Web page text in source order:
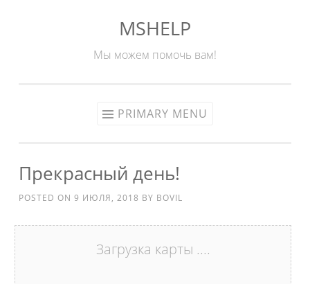
MSHELP
Мы можем помочь вам!
PRIMARY MENU
Прекрасный день!
POSTED ON 9 ИЮЛЯ, 2018 BY BOVIL
Загрузка карты ....